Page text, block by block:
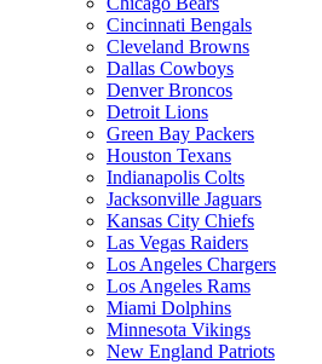
Cincinnati Bengals
Cleveland Browns
Dallas Cowboys
Denver Broncos
Detroit Lions
Green Bay Packers
Houston Texans
Indianapolis Colts
Jacksonville Jaguars
Kansas City Chiefs
Las Vegas Raiders
Los Angeles Chargers
Los Angeles Rams
Miami Dolphins
Minnesota Vikings
New England Patriots